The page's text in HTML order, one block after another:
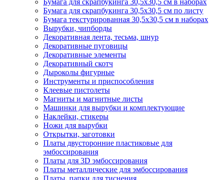
Бумага для скрапбукинга 30,5х30,5 см в наборах
Бумага для скрапбукинга 30,5х30,5 см по листу
Бумага текстурированная 30,5х30,5 см в наборах
Вырубки, чипборды
Декоративная лента, тесьма, шнур
Декоративные пуговицы
Декоративные элементы
Декоративный скотч
Дыроколы фигурные
Инструменты и приспособления
Клеевые пистолеты
Магниты и магнитные листы
Машинки для вырубки и комплектующие
Наклейки, стикеры
Ножи для вырубки
Открытки, заготовки
Платы двусторонние пластиковые для
эмбоссирования
Платы для 3D эмбоссирования
Платы металлические для эмбоссирования
Платы, папки для тиснения